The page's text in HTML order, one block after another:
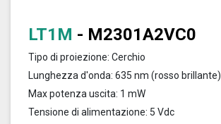
LT1M - M2301A2VC0
Tipo di proiezione: Cerchio
Lunghezza d'onda: 635 nm (rosso brillante)
Max potenza uscita: 1 mW
Tensione di alimentazione: 5 Vdc